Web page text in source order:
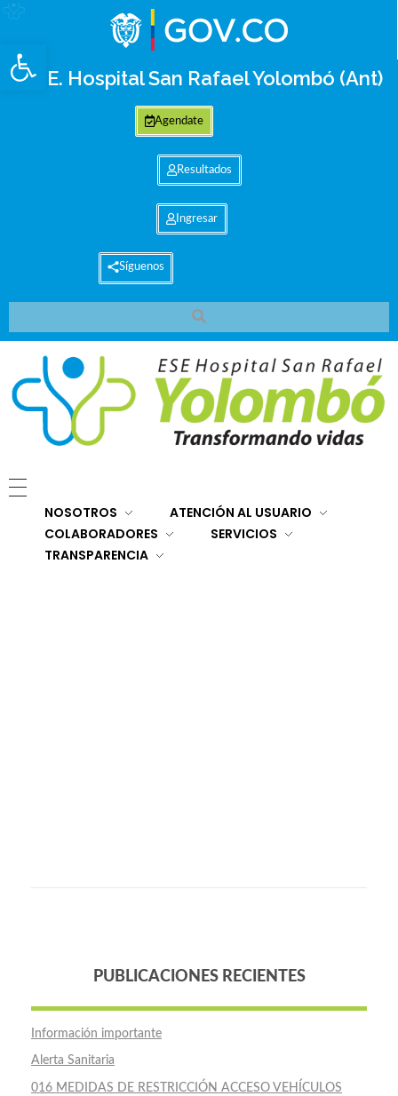
Abrir barra de herramientas
E.S.E. Hospital San Rafael Yolombó (Ant)
Agendate
Resultados
Ingresar
Síguenos
NOSOTROS
ATENCIÓN AL USUARIO
COLABORADORES
SERVICIOS
TRANSPARENCIA
PUBLICACIONES RECIENTES
Información importante
Alerta Sanitaria
016 MEDIDAS DE RESTRICCIÓN ACCESO VEHÍCULOS